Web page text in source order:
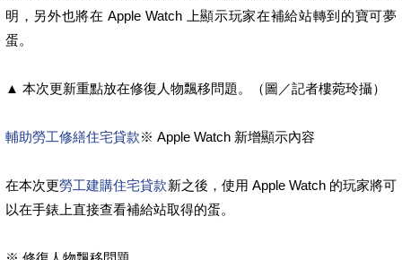
明，另外也將在 Apple Watch 上顯示玩家在補給站轉到的寶可夢
蛋。
▲ 本次更新重點放在修復人物飄移問題。（圖／記者樓菀玲攝）
輔助勞工修繕住宅貸款※ Apple Watch 新增顯示內容
在本次更勞工建購住宅貸款新之後，使用 Apple Watch 的玩家將可
以在手錶上直接查看補給站取得的蛋。